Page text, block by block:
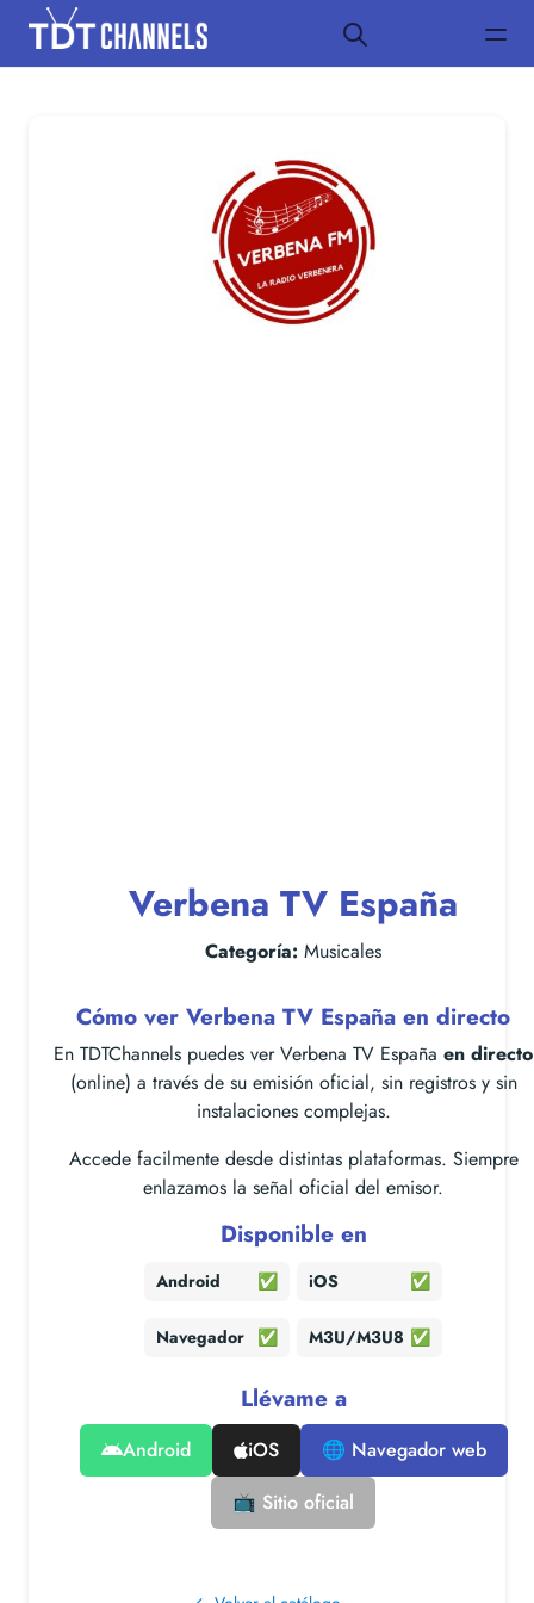
Verbena TV España
Categoría: Musicales
Cómo ver Verbena TV España en directo
En TDTChannels puedes ver Verbena TV España en directo
(online) a través de su emisión oficial, sin registros y sin
instalaciones complejas.
Accede facilmente desde distintas plataformas. Siempre
enlazamos la señal oficial del emisor.
Disponible en
Android ✅ iOS ✅
Navegador ✅ M3U/M3U8 ✅
Llévame a
Android iOS
🌐 Navegador web
📺 Sitio oficial